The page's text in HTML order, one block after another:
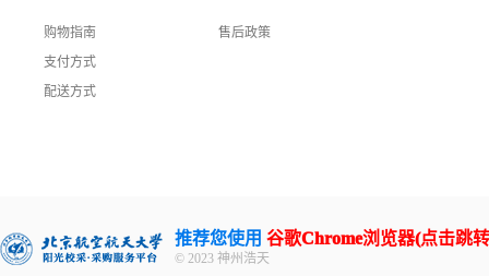
购物指南
支付方式
配送方式
售后政策
推荐您使用 谷歌Chrome浏览器(点击跳
© 2023 神州浩天